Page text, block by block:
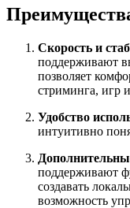
Скорость и
поддерживают
позволяет
стриминга, игр
Удобство
интуитивно
поддерживают
создавать
возможность